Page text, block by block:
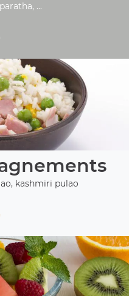
...
kashmiri pulao